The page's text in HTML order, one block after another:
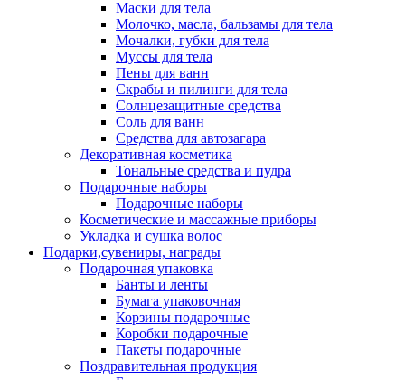
Маски для тела
Молочко, масла, бальзамы для тела
Мочалки, губки для тела
Муссы для тела
Пены для ванн
Скрабы и пилинги для тела
Солнцезащитные средства
Соль для ванн
Средства для автозагара
Декоративная косметика
Тональные средства и пудра
Подарочные наборы
Подарочные наборы
Косметические и массажные приборы
Укладка и сушка волос
Подарки,сувениры, награды
Подарочная упаковка
Банты и ленты
Бумага упаковочная
Корзины подарочные
Коробки подарочные
Пакеты подарочные
Поздравительная продукция